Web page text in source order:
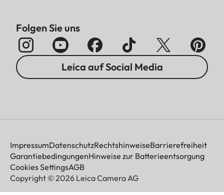
Folgen Sie uns
Leica auf Social Media
ImpressumDatenschutzRechtshinweiseBarrierefreiheit
GarantiebedingungenHinweise zur Batterieentsorgung
Cookies SettingsAGB
Copyright © 2026 Leica Camera AG